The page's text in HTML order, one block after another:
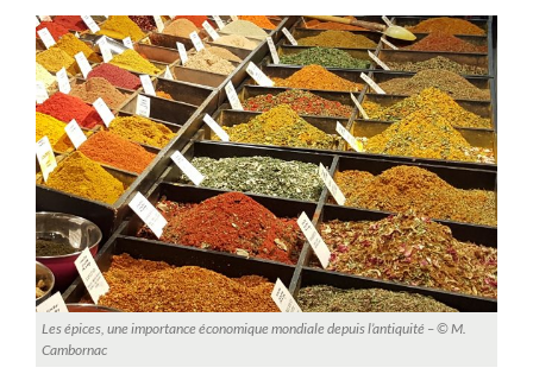
Les épices, une importance économique mondiale depuis l’antiquité – © M.
Cambornac